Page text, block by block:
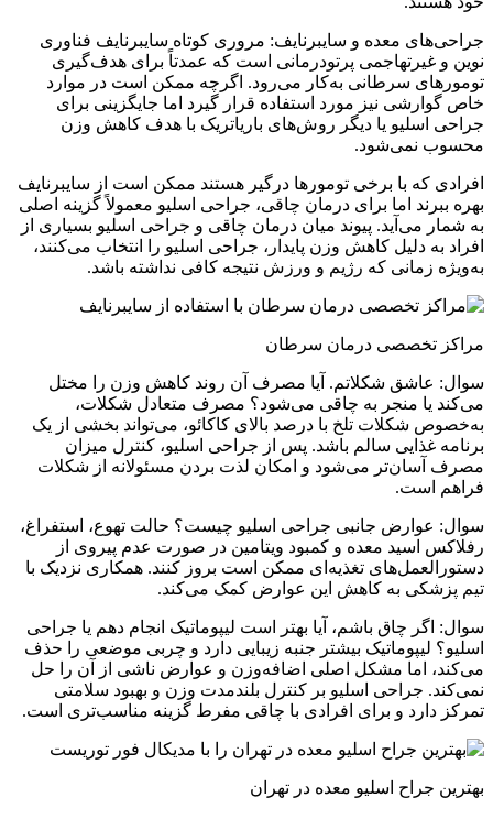
جراحی‌های معده و سایبرنایف: مروری کوتاه سایبرنایف فناوری
نوین و غیرتهاجمی پرتودرمانی است که عمدتاً برای هدف‌گیری
تومورهای سرطانی به‌کار می‌رود. اگرچه ممکن است در موارد
خاص گوارشی نیز مورد استفاده قرار گیرد اما جایگزینی برای
جراحی اسلیو یا دیگر روش‌های باریاتریک با هدف کاهش وزن
محسوب نمی‌شود.
افرادی که با برخی تومورها درگیر هستند ممکن است از سایبرنایف
بهره ببرند اما برای درمان چاقی، جراحی اسلیو معمولاً گزینه اصلی
به شمار می‌آید. پیوند میان درمان چاقی و جراحی اسلیو بسیاری از
افراد به دلیل کاهش وزن پایدار، جراحی اسلیو را انتخاب می‌کنند،
به‌ویژه زمانی که رژیم و ورزش نتیجه کافی نداشته باشد.
مراکز تخصصی درمان سرطان
سوال: عاشق شکلاتم. آیا مصرف آن روند کاهش وزن را مختل
می‌کند یا منجر به چاقی می‌شود؟ مصرف متعادل شکلات،
به‌خصوص شکلات تلخ با درصد بالای کاکائو، می‌تواند بخشی از یک
برنامه غذایی سالم باشد. پس از جراحی اسلیو، کنترل میزان
مصرف آسان‌تر می‌شود و امکان لذت بردن مسئولانه از شکلات
فراهم است.
سوال: عوارض جانبی جراحی اسلیو چیست؟ حالت تهوع، استفراغ،
رفلاکس اسید معده و کمبود ویتامین در صورت عدم پیروی از
دستورالعمل‌های تغذیه‌ای ممکن است بروز کنند. همکاری نزدیک با
تیم پزشکی به کاهش این عوارض کمک می‌کند.
سوال: اگر چاق باشم، آیا بهتر است لیپوماتیک انجام دهم یا جراحی
اسلیو؟ لیپوماتیک بیشتر جنبه زیبایی دارد و چربی موضعی را حذف
می‌کند، اما مشکل اصلی اضافه‌وزن و عوارض ناشی از آن را حل
نمی‌کند. جراحی اسلیو بر کنترل بلندمدت وزن و بهبود سلامتی
تمرکز دارد و برای افرادی با چاقی مفرط گزینه مناسب‌تری است.
بهترین جراح اسلیو معده در تهران